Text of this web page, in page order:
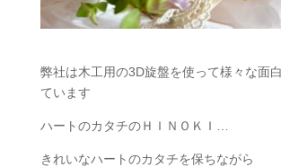
弊社は木工用の3D旋盤を使って様々な面
ています
ハートのカタチのＨＩＮＯＫＩ…
きれいなハートのカタチを保ちながら